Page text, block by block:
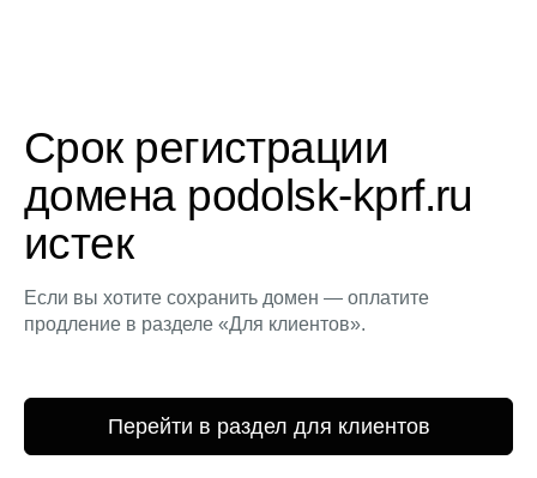
Срок регистрации
домена podolsk-kprf.ru
истек
Если вы хотите сохранить домен — оплатите
продление в разделе «Для клиентов».
Перейти в раздел для клиентов